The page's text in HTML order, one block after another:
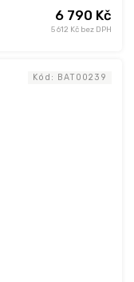
5 612 Kč bez DPH
6 790 Kč
Kód: BAT00239